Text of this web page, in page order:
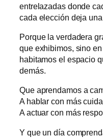
entrelazadas donde
cada elección deja
Porque la verdadera
que exhibimos, sino
habitamos el espacio
demás.
Que aprendamos a
A hablar con más
A actuar con más
Y que un día